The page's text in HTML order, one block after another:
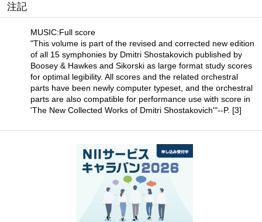
注記
MUSIC:Full score
"This volume is part of the revised and corrected new edition
of all 15 symphonies by Dmitri Shostakovich published by
Boosey & Hawkes and Sikorski as large format study scores
for optimal legibility. All scores and the related orchestral
parts have been newly computer typeset, and the orchestral
parts are also compatible for performance use with score in
'The New Collected Works of Dmitri Shostakovich'"--P. [3]